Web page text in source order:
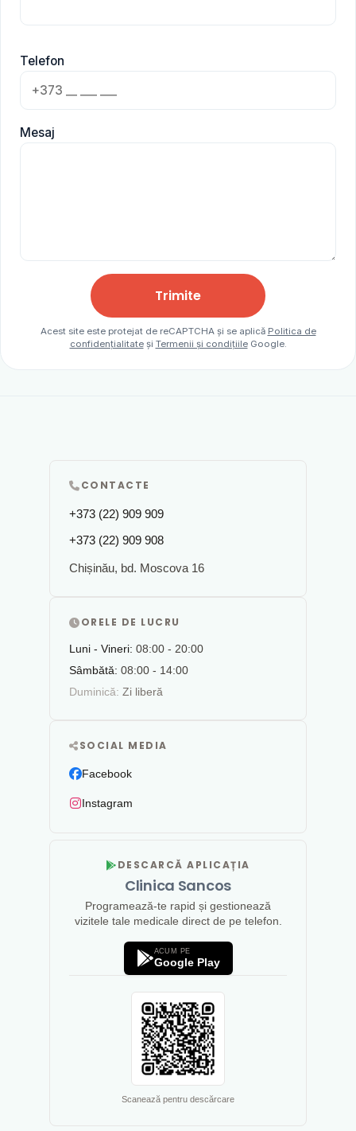
Telefon
Mesaj
Trimite
Acest site este protejat de reCAPTCHA și se aplică Politica de
confidențialitateși Termenii și condițiileGoogle.
CONTACTE
+373 (22) 909 909
+373 (22) 909 908
Chișinău, bd. Moscova 16
ORELE DE LUCRU
Luni - Vineri: 08:00 - 20:00
Sâmbătă: 08:00 - 14:00
Duminică: Zi liberă
SOCIAL MEDIA
Facebook
Instagram
DESCARCĂ APLICAȚIA
Clinica Sancos
Programează-te rapid și gestionează
vizitele tale medicale direct de pe telefon.
ACUM PE
Google Play
Scanează pentru descărcare